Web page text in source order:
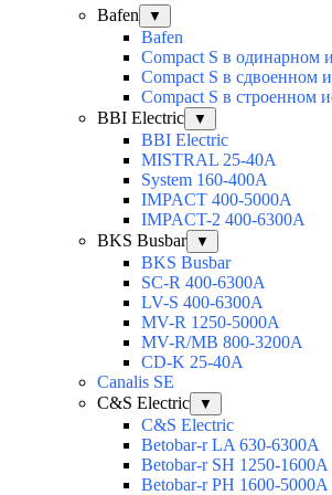
Bafen
▼
Bafen
Compact S в одинарном
Compact S в сдвоенном
Compact S в строенном
BBI Electric
▼
BBI Electric
MISTRAL 25-40А
System 160-400А
IMPACT 400-5000А
IMPACT-2 400-6300А
BKS Busbar
▼
BKS Busbar
SC-R 400-6300A
LV-S 400-6300A
MV-R 1250-5000A
MV-R/MB 800-3200A
CD-K 25-40A
Canalis SE
C&S Electric
▼
C&S Electric
Betobar-r LA 630-6300A
Betobar-r SH 1250-1600A
Betobar-r PH 1600-5000A